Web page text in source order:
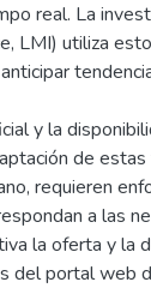
real. La
LMI) utiliza
y la
de
requieren
a las
la oferta y la
del portal web